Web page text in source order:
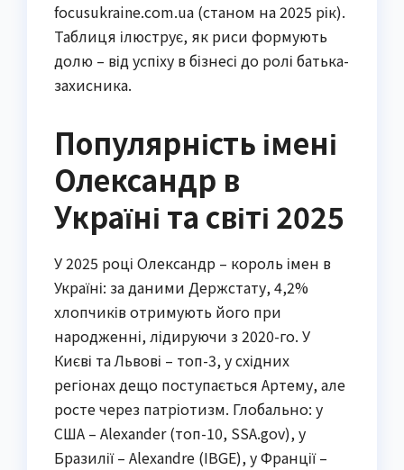
focusukraine.com.ua (станом на 2025 рік).
Таблиця ілюструє, як риси формують
долю – від успіху в бізнесі до ролі батька-
захисника.
Популярність імені
Олександр в
Україні та світі 2025
У 2025 році Олександр – король імен в
Україні: за даними Держстату, 4,2%
хлопчиків отримують його при
народженні, лідируючи з 2020-го. У
Києві та Львові – топ-3, у східних
регіонах дещо поступається Артему, але
росте через патріотизм. Глобально: у
США – Alexander (топ-10, SSA.gov), у
Бразилії – Alexandre (IBGE), у Франції –